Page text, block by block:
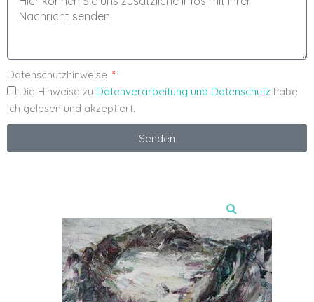
Datenschutzhinweise
Die Hinweise zu Datenverarbeitung und Datenschutz habe
ich gelesen und akzeptiert.
Senden